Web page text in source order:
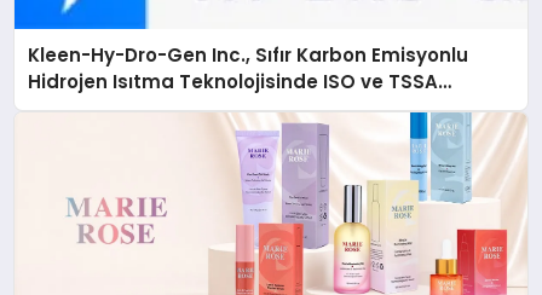
Kleen-Hy-Dro-Gen Inc., Sıfır Karbon Emisyonlu
Hidrojen Isıtma Teknolojisinde ISO ve TSSA
Düzenleyici Onaylarını Aldı